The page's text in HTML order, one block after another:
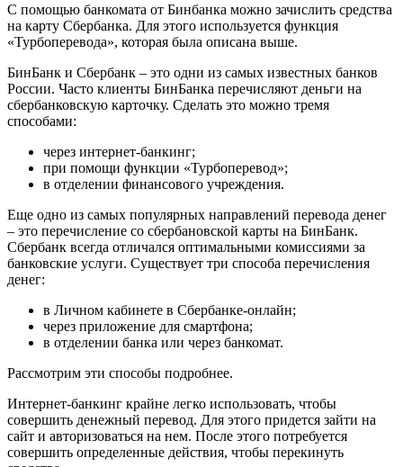
С помощью банкомата от Бинбанка можно зачислить средства
на карту Сбербанка. Для этого используется функция
«Турбоперевода», которая была описана выше.
БинБанк и Сбербанк – это одни из самых известных банков
России. Часто клиенты БинБанка перечисляют деньги на
сбербанковскую карточку. Сделать это можно тремя
способами:
через интернет-банкинг;
при помощи функции «Турбоперевод»;
в отделении финансового учреждения.
Еще одно из самых популярных направлений перевода денег
– это перечисление со сбербановской карты на БинБанк.
Сбербанк всегда отличался оптимальными комиссиями за
банковские услуги. Существует три способа перечисления
денег:
в Личном кабинете в Сбербанке-онлайн;
через приложение для смартфона;
в отделении банка или через банкомат.
Рассмотрим эти способы подробнее.
Интернет-банкинг крайне легко использовать, чтобы
совершить денежный перевод. Для этого придется зайти на
сайт и авторизоваться на нем. После этого потребуется
совершить определенные действия, чтобы перекинуть